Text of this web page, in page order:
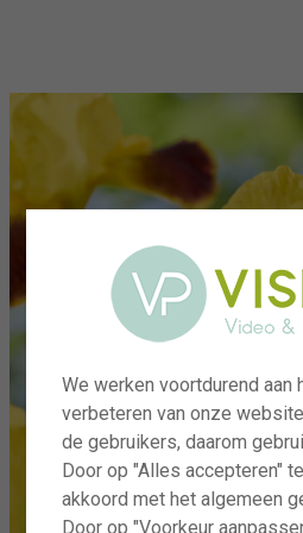
We werken voortdurend aan
verbeteren van onze
de gebruikers, daarom
Door op "Alles accepteren"
akkoord met het algemeen
Door op "Voorkeur